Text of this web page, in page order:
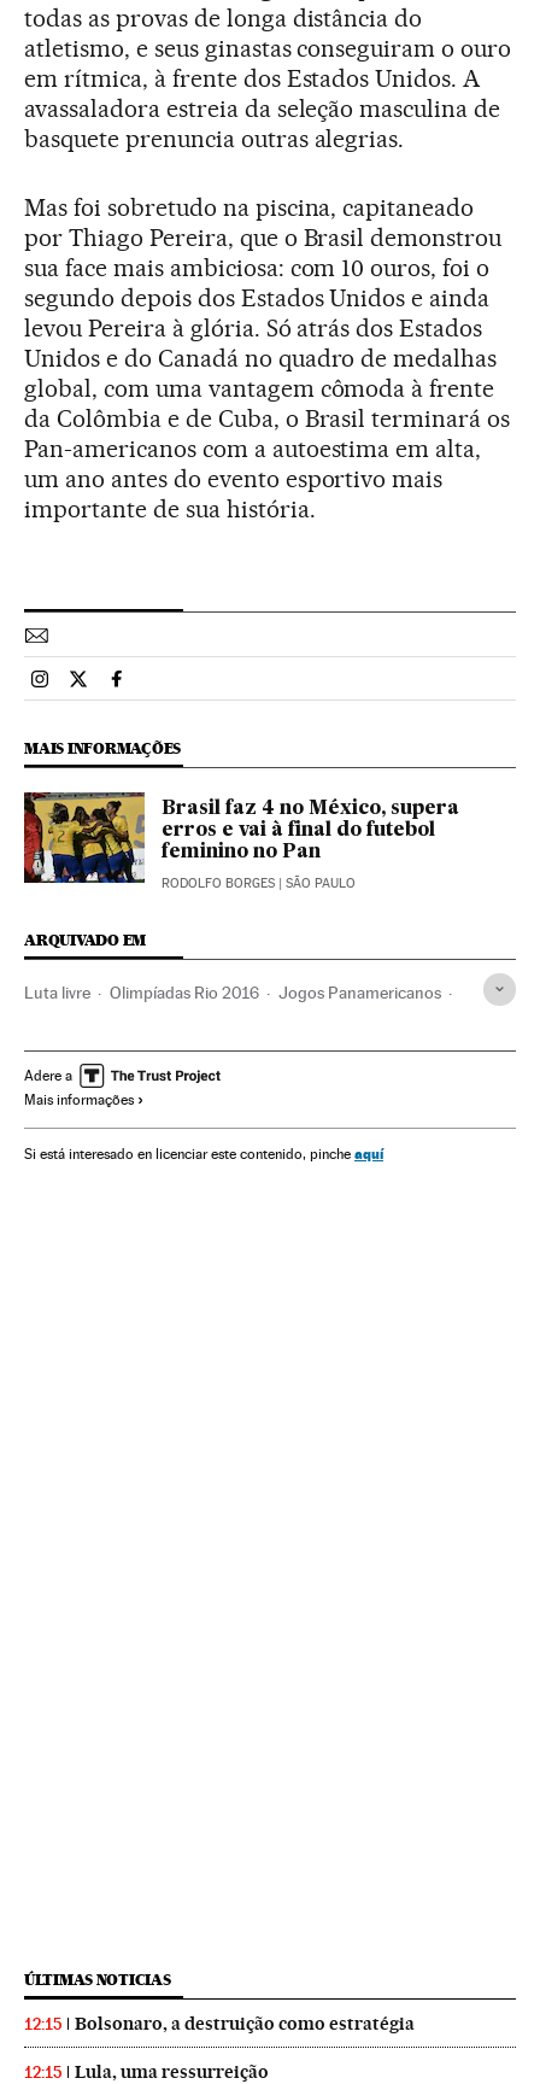
todas as provas de longa distância do
atletismo, e seus ginastas conseguiram o ouro
em rítmica, à frente dos Estados Unidos. A
avassaladora estreia da seleção masculina de
basquete prenuncia outras alegrias.
Mas foi sobretudo na piscina, capitaneado
por Thiago Pereira, que o Brasil demonstrou
sua face mais ambiciosa: com 10 ouros, foi o
segundo depois dos Estados Unidos e ainda
levou Pereira à glória. Só atrás dos Estados
Unidos e do Canadá no quadro de medalhas
global, com uma vantagem cômoda à frente
da Colômbia e de Cuba, o Brasil terminará os
Pan-americanos com a autoestima em alta,
um ano antes do evento esportivo mais
importante de sua história.
Esportes El País Brasil en Instagram
Esportes El País Brasil en Twitter
Esportes El País Brasil en Facebook
MAIS INFORMAÇÕES
Brasil faz 4 no México, supera
erros e vai à final do futebol
feminino no Pan
RODOLFO BORGES | SÃO PAULO
ARQUIVADO EM
Luta livre Olimpíadas Rio 2016 Jogos Panamericanos
Estado Rio de Janeiro Ginástica
Esportes combate
América Latina Competições Organizações desportivas
Adere a
Mais informações
Si está interesado en licenciar este contenido, pinche aquí
ÚLTIMAS NOTICIAS
12:15 Bolsonaro, a destruição como estratégia
12:15 Lula, uma ressurreição